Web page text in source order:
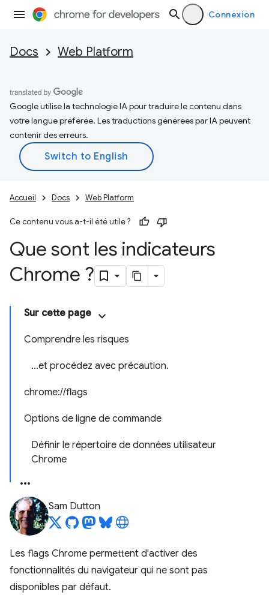
Connexion
Docs Web Platform
Google utilise la technologie IA pour traduire le contenu dans
votre langue préférée. Les traductions générées par IA peuvent
contenir des erreurs.
Accueil Docs Web Platform
Ce contenu vous a-t-il été utile ?
Que sont les indicateurs
Chrome ?
Sur cette page
Comprendre les risques
…et procédez avec précaution.
chrome://flags
Options de ligne de commande
Définir le répertoire de données utilisateur
Chrome
Sam Dutton
Les flags Chrome permettent d'activer des
fonctionnalités du navigateur qui ne sont pas
disponibles par défaut.